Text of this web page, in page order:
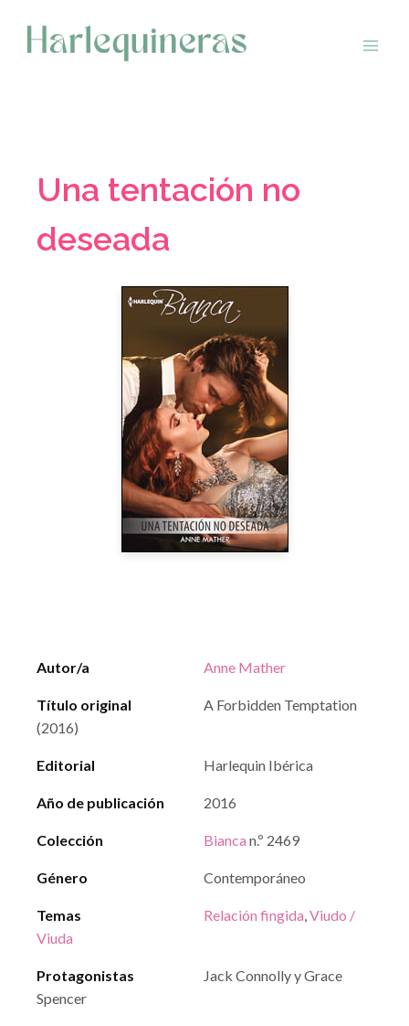
contenido
Una tentación no
deseada
Autor/a Anne Mather
Título original
A Forbidden Temptation
(2016)
Editorial Harlequin Ibérica
Año de publicación 2016
Colección Bianca n.º 2469
Género Contemporáneo
Temas Relación fingida,Viudo /
Viuda
Protagonistas
Jack Connolly y Grace
Spencer